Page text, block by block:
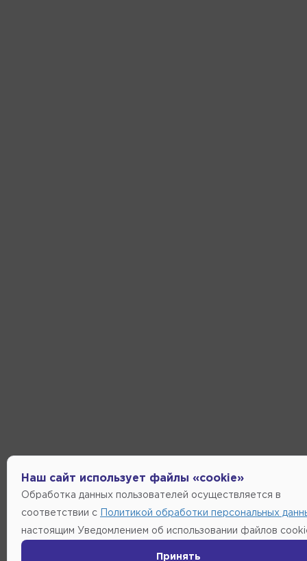
Наш сайт использует файлы «cookie»
Обработка данных пользователей осуществляется в
соответствии с Политикой обработки персональных
настоящим Уведомлением об использовании файлов
Принять